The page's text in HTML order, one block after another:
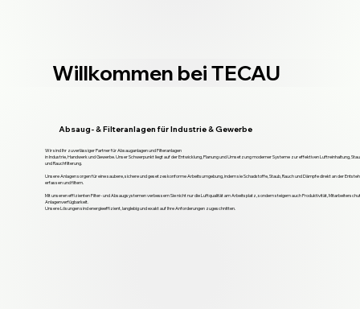
Absaug- & Filteranlagen für Industrie & Gewerbe
Wir sind Ihr zuverlässiger Partner für Absauganlagen und Filteranlagen
in Industrie, Handwerk und Gewerbe. Unser Schwerpunkt liegt auf der Entwicklung, Planung und Umsetzung moderner Systeme zur effektiven Luftreinhaltung,
und Rauchfilterung.
Unsere Anlagen sorgen für eine saubere, sichere und gesetzeskonforme Arbeitsumgebung, indem sie Schadstoffe, Staub, Rauch und Dämpfe direkt an der
erfassen und filtern.
Mit unseren effizienten Filter- und Absaugsystemen verbessern Sie nicht nur die Luftqualität am Arbeitsplatz, sondern steigern auch Produktivität,
Anlagenverfügbarkeit.
Unsere Lösungen sind energieeffizient, langlebig und exakt auf Ihre Anforderungen zugeschnitten.
Willkommen bei TECAU